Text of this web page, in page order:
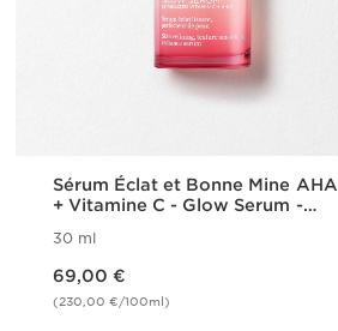
Sérum Éclat et Bonne Mine AHA
+ Vitamine C - Glow Serum -
30 ml
69,00 €
(230,00 €/100ml)